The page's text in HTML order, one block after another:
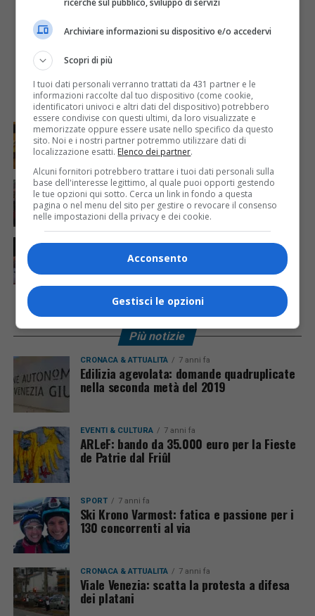
REGIONE FVG 6 giorni fa
Muggia, dal 6 agosto sei volontari affiancheranno la
Polizia locale: come funzionerà il servizio
CALCIO 7 giorni fa
Trieste, la tribuna dello stadio Rocco intitolata a
Mario Biasin: scoperta la targa in sua memoria
REGIONE FVG 1 settimana fa
Boxe, Sara Lombardi conquista il titolo italiano
davanti al pubblico di Trieste
DI PIÙ REGIONE
Più notizie
CRONACA & ATTUALITÀ 7 anni fa
Edilizia agevolata: domande quadruplicate
nella seconda metà del 2019
EVENTI & CULTURA 7 anni fa
ARLeF: bando da 35.000 euro per la Fieste
de Patrie dal Friûl
SPORT 7 anni fa
Ski Krono Varmost: fatica e passione per i
130 concorrenti al via
CRONACA & ATTUALITÀ 7 anni fa
Viale Venezia: scatta la protesta a difesa
dei platani
ricerche sul pubblico, sviluppo di servizi
Archiviare informazioni su dispositivo e/o accedervi
Scopri di più
I tuoi dati personali verranno trattati da 431 partner e le
informazioni raccolte dal tuo dispositivo (come cookie,
identificatori univoci e altri dati del dispositivo) potrebbero
essere condivise con questi ultimi, da loro visualizzate e
memorizzate oppure essere usate nello specifico da questo
sito. Noi e i nostri partner potremmo utilizzare dati di
localizzazione esatti. Elenco dei partner.
Alcuni fornitori potrebbero trattare i tuoi dati personali sulla
base dell'interesse legittimo, al quale puoi opporti gestendo
le tue opzioni qui sotto. Cerca un link in fondo a questa
pagina o nel menu del sito per gestire o revocare il consenso
nelle impostazioni della privacy e dei cookie.
Acconsento
Gestisci le opzioni